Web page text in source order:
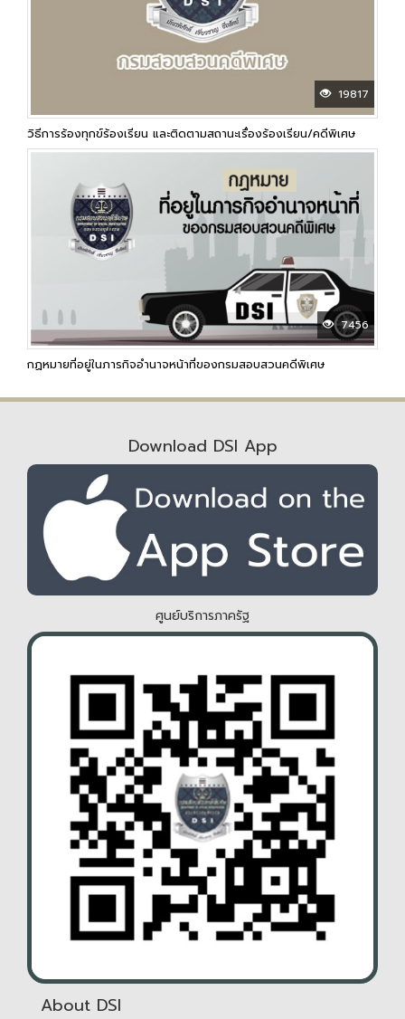
19817
วิธีการร้องทุกข์ร้องเรียน และติดตามสถานะเรื่องร้องเรียน/คดีพิเศษ
7456
กฏหมายที่อยู่ในภารกิจอำนาจหน้าที่ของกรมสอบสวนคดีพิเศษ
Download DSI App
ศูนย์บริการภาครัฐ
About DSI